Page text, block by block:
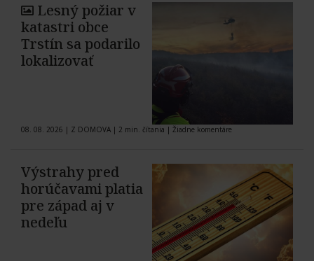
Lesný požiar v
katastri obce
Trstín sa podarilo
lokalizovať
08. 08. 2026 | Z DOMOVA | 2 min. čítania | Žiadne komentáre
Výstrahy pred
horúčavami platia
pre západ aj v
nedeľu